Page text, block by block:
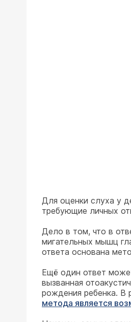
Для оценки слуха у
требующие личных
Дело в том, что в
мигательных мышц
ответа основана
Ещё один ответ
вызванная
рождения ребенка. В
метода является